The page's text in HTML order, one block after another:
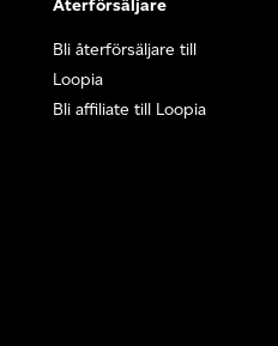
Återförsäljare
Bli återförsäljare till
Loopia
Bli affiliate till Loopia